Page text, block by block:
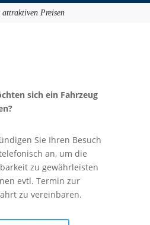
Preisen
sich ein Fahrzeug
Sie Ihren Besuch
an, um die
zu gewährleisten
evtl. Termin zur
zu vereinbaren.